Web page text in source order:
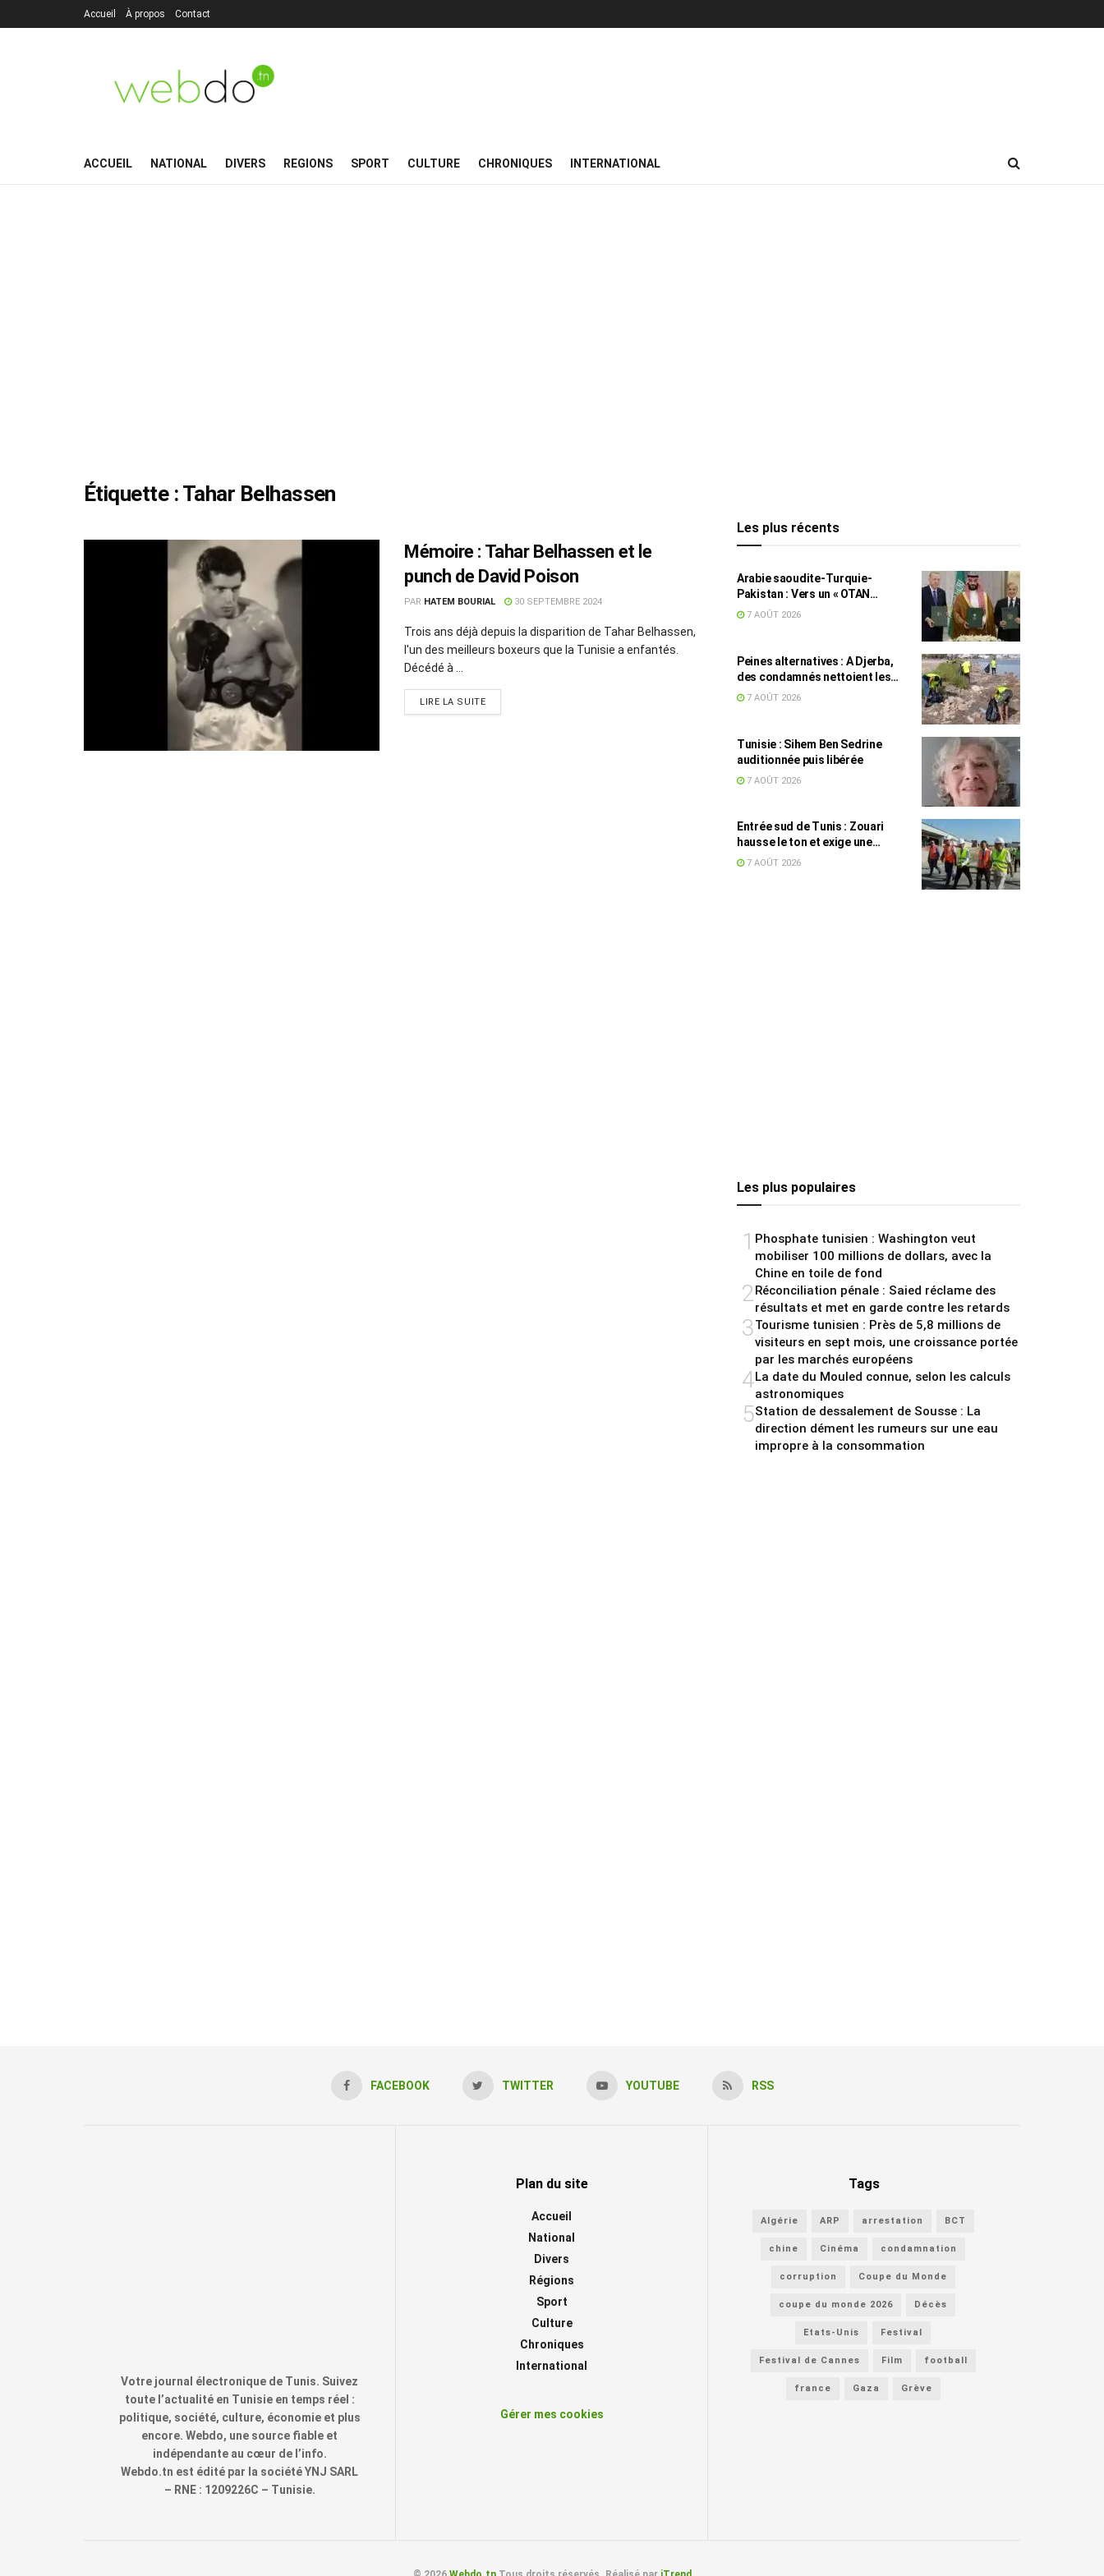
Accueil À propos Contact
ACCUEIL NATIONAL DIVERS REGIONS SPORT CULTURE CHRONIQUES INTERNATIONAL
Étiquette : Tahar Belhassen
Mémoire : Tahar Belhassen et le
punch de David Poison
PAR HATEM BOURIAL 30 SEPTEMBRE 2024
Trois ans déjà depuis la disparition de Tahar Belhassen,
l'un des meilleurs boxeurs que la Tunisie a enfantés.
Décédé à ...
LIRE LA SUITE
Les plus récents
Arabie saoudite-Turquie-
Pakistan : Vers un « OTAN
islamique » ?
7 AOÛT 2026
Peines alternatives : A Djerba,
des condamnés nettoient les
plages
7 AOÛT 2026
Tunisie : Sihem Ben Sedrine
auditionnée puis libérée
7 AOÛT 2026
Entrée sud de Tunis : Zouari
hausse le ton et exige une
accélération des travaux
7 AOÛT 2026
Les plus populaires
1 Phosphate tunisien : Washington veut
mobiliser 100 millions de dollars, avec la
Chine en toile de fond
2Réconciliation pénale : Saied réclame des
résultats et met en garde contre les retards
3Tourisme tunisien : Près de 5,8 millions de
visiteurs en sept mois, une croissance portée
par les marchés européens
4La date du Mouled connue, selon les calculs
astronomiques
5Station de dessalement de Sousse : La
direction dément les rumeurs sur une eau
impropre à la consommation
FACEBOOK TWITTER YOUTUBE RSS
Votre journal électronique de Tunis. Suivez
toute l’actualité en Tunisie en temps réel :
politique, société, culture, économie et plus
encore. Webdo, une source fiable et
indépendante au cœur de l’info.
Webdo.tn est édité par la société YNJ SARL
– RNE : 1209226C – Tunisie.
Plan du site
Accueil
National
Divers
Régions
Sport
Culture
Chroniques
International
Gérer mes cookies
Tags
Algérie ARP arrestation BCT
chine Cinéma condamnation
corruption Coupe du Monde
coupe du monde 2026 Décès
Etats-Unis Festival
Festival de Cannes Film football
france Gaza Grève